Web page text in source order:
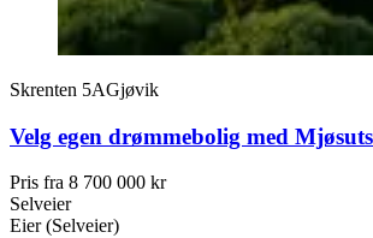
Skrenten 5AGjøvik
Velg egen drømmebolig med
Pris fra 8 700 000 kr
Selveier
Eier (Selveier)